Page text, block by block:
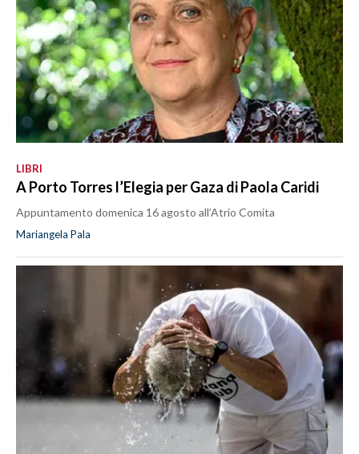
LIBRI
A Porto Torres l’Elegia per Gaza di Paola Caridi
Appuntamento domenica 16 agosto all’Atrio Comita
Mariangela Pala